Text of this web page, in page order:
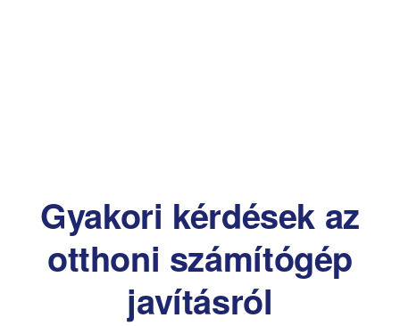
Gyakori kérdések az
otthoni számítógép
javításról